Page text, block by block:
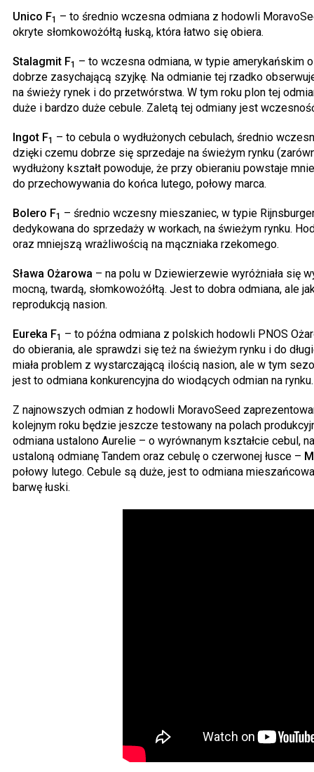
Unico F1 – to średnio wczesna odmiana z hodowli
okryte słomkowożółtą łuską, która łatwo się obiera.
Stalagmit F1 – to wczesna odmiana, w typie amerykańskim
dobrze zasychającą szyjkę. Na odmianie tej rzadko
na świeży rynek i do przetwórstwa. W tym roku plon tej
duże i bardzo duże cebule. Zaletą tej odmiany jest
Ingot F1 – to cebula o wydłużonych cebulach, średnio
dzięki czemu dobrze się sprzedaje na świeżym rynku
wydłużony kształt powoduje, że przy obieraniu powstaje
do przechowywania do końca lutego, połowy marca.
Bolero F1 – średnio wczesny mieszaniec, w typie
dedykowana do sprzedaży w workach, na świeżym rynku.
oraz mniejszą wrażliwością na mączniaka rzekomego.
Sława Ożarowa – na polu w Dziewierzewie wyróżniała się
mocną, twardą, słomkowożółtą. Jest to dobra odmiana, ale
reprodukcją nasion.
Eureka F1 – to późna odmiana z polskich hodowli PNOS
do obierania, ale sprawdzi się też na świeżym rynku i do
miała problem z wystarczającą ilością nasion, ale w tym
jest to odmiana konkurencyjna do wiodących odmian na rynku.
Z najnowszych odmian z hodowli MoravoSeed
kolejnym roku będzie jeszcze testowany na polach
odmiana ustalono Aurelie – o wyrównanym kształcie cebul,
ustaloną odmianę Tandem oraz cebulę o czerwonej łusce –
połowy lutego. Cebule są duże, jest to odmiana
barwę łuski.